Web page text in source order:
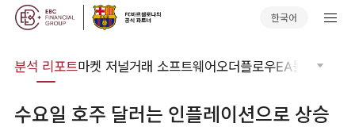
한국어
분석 리포트마켓 저널거래 소프트웨어오더플로우EA툴킷 트레
수요일 호주 달러는 인플레이션으로 상승